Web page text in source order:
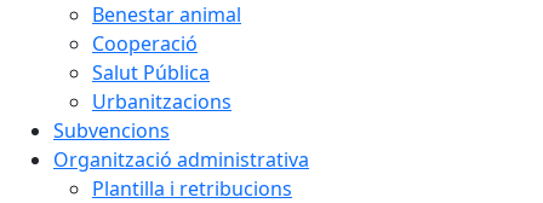
Benestar animal
Cooperació
Salut Pública
Urbanitzacions
Subvencions
Organització administrativa
Plantilla i retribucions